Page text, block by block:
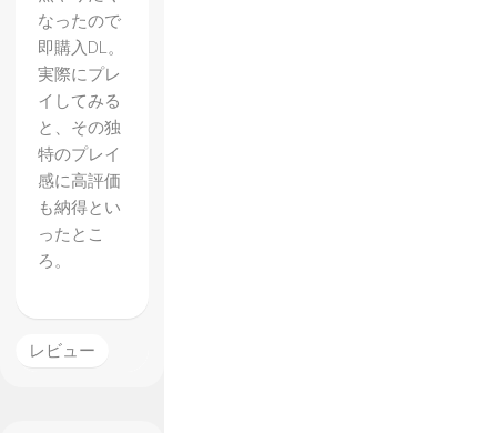
なったので
即購入DL。
実際にプレ
イしてみる
と、その独
特のプレイ
感に高評価
も納得とい
ったとこ
ろ。
レビュー
【ファ
イナル
ファン
タジー
15】レ
ビュ
ー オ